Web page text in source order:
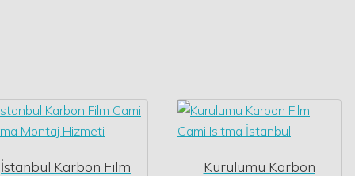
İstanbul Karbon Film
Kurulumu Karbon